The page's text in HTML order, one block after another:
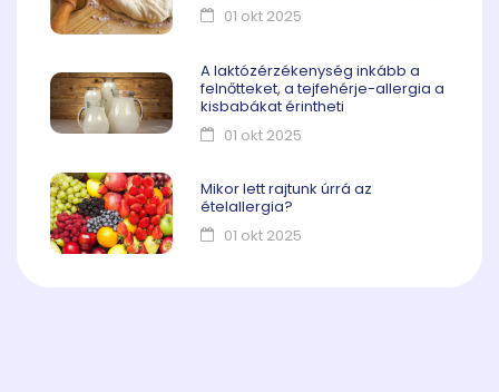
01 okt 2025
A laktózérzékenység inkább a
felnőtteket, a tejfehérje-allergia a
kisbabákat érintheti
01 okt 2025
Mikor lett rajtunk úrrá az
ételallergia?
01 okt 2025